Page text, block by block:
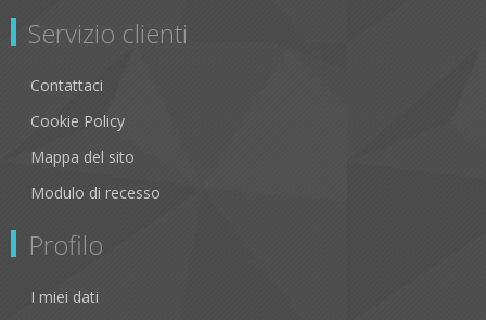
Servizio clienti
Contattaci
Cookie Policy
Mappa del sito
Modulo di recesso
Profilo
I miei dati